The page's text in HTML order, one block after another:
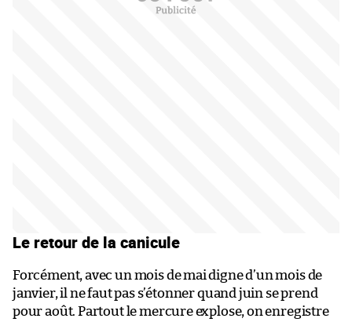
Le retour de la canicule
Forcément, avec un mois de mai digne d’un mois de
janvier, il ne faut pas s’étonner quand juin se prend
pour août. Partout le mercure explose, on enregistre